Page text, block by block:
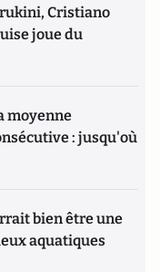
Cristiano
joue du
moyenne
: jusqu'où
bien être une
aquatiques